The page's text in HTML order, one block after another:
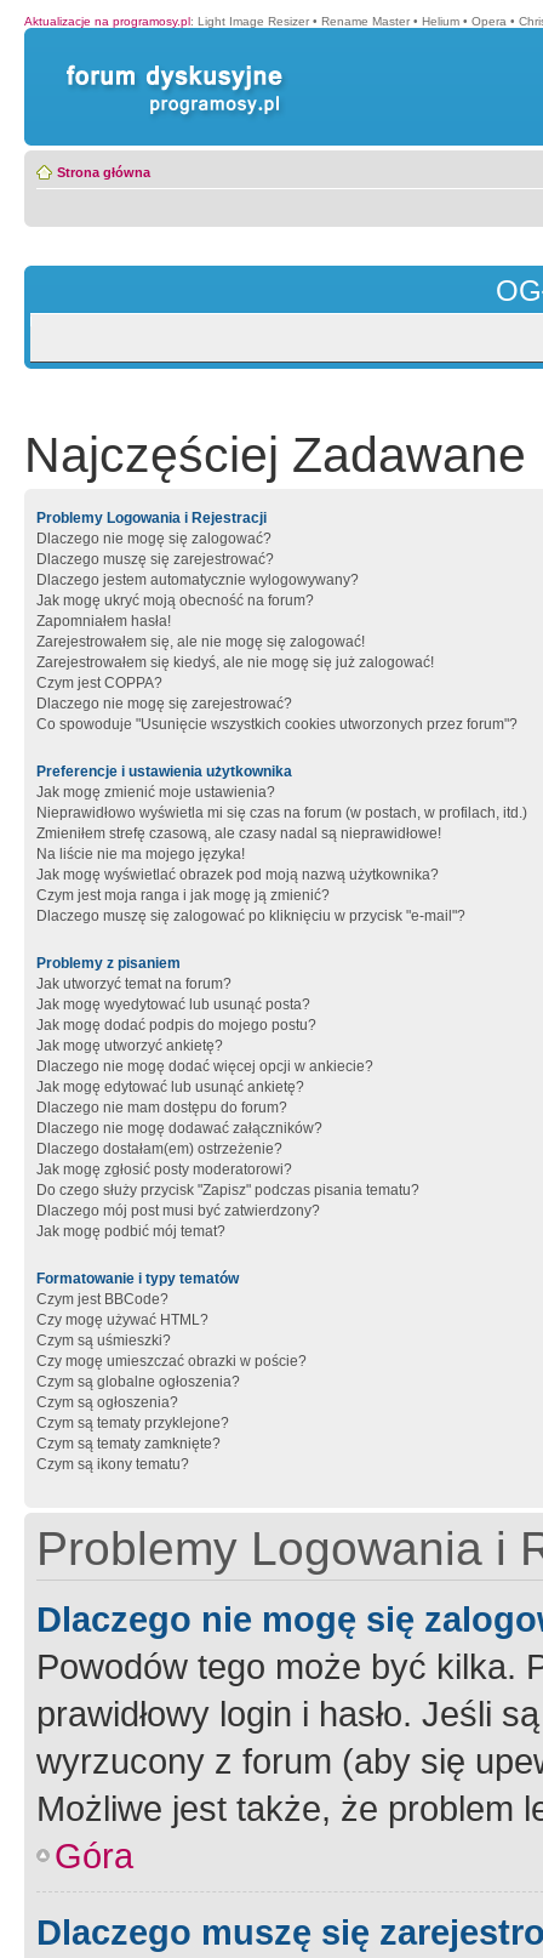
Aktualizacje na programosy.pl: Light Image Resizer • Rename Master • Helium • Opera •
Strona główna
Najczęściej Zadawane
Problemy Logowania i Rejestracji
Dlaczego nie mogę się zalogować?
Dlaczego muszę się zarejestrować?
Dlaczego jestem automatycznie wylogowywany?
Jak mogę ukryć moją obecność na forum?
Zapomniałem hasła!
Zarejestrowałem się, ale nie mogę się zalogować!
Zarejestrowałem się kiedyś, ale nie mogę się już zalogować!
Czym jest COPPA?
Dlaczego nie mogę się zarejestrować?
Co spowoduje "Usunięcie wszystkich cookies utworzonych przez forum"?
Preferencje i ustawienia użytkownika
Jak mogę zmienić moje ustawienia?
Nieprawidłowo wyświetla mi się czas na forum (w postach, w profilach, itd.)
Zmieniłem strefę czasową, ale czasy nadal są nieprawidłowe!
Na liście nie ma mojego języka!
Jak mogę wyświetlać obrazek pod moją nazwą użytkownika?
Czym jest moja ranga i jak mogę ją zmienić?
Dlaczego muszę się zalogować po kliknięciu w przycisk "e-mail"?
Problemy z pisaniem
Jak utworzyć temat na forum?
Jak mogę wyedytować lub usunąć posta?
Jak mogę dodać podpis do mojego postu?
Jak mogę utworzyć ankietę?
Dlaczego nie mogę dodać więcej opcji w ankiecie?
Jak mogę edytować lub usunąć ankietę?
Dlaczego nie mam dostępu do forum?
Dlaczego nie mogę dodawać załączników?
Dlaczego dostałam(em) ostrzeżenie?
Jak mogę zgłosić posty moderatorowi?
Do czego służy przycisk "Zapisz" podczas pisania tematu?
Dlaczego mój post musi być zatwierdzony?
Jak mogę podbić mój temat?
Formatowanie i typy tematów
Czym jest BBCode?
Czy mogę używać HTML?
Czym są uśmieszki?
Czy mogę umieszczać obrazki w poście?
Czym są globalne ogłoszenia?
Czym są ogłoszenia?
Czym są tematy przyklejone?
Czym są tematy zamknięte?
Czym są ikony tematu?
Problemy Logowania i
Dlaczego nie mogę się
Powodów tego może być kilka.
prawidłowy login i hasło. Jeśli
wyrzucony z forum (aby się
Możliwe jest także, że problem
Góra
Dlaczego muszę się